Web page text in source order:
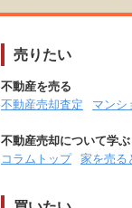
売りたい
不動産を売る
不動産売却査定
マンシ
不動産売却について学ぶ
コラムトップ
家を売る